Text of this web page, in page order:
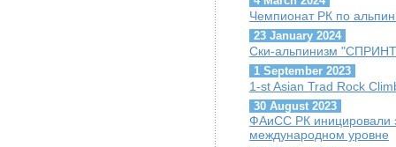
Чемпионат РК по
23 January 2024
Ски-альпинизм
1 September 2023
1-st Asian Trad Rock
30 August 2023
ФАиСС РК иницировали
международном уровне